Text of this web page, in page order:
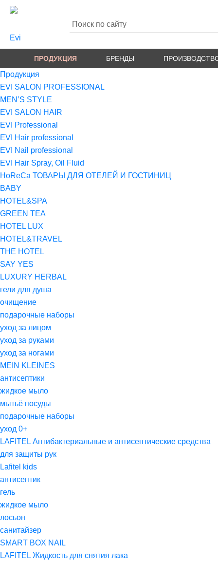
ПРОДУКЦИЯ БРЕНДЫ
Продукция
EVI SALON PROFESSIONAL
MEN’S STYLE
EVI SALON HAIR
EVI Professional
EVI Hair professional
EVI Nail professional
EVI Hair Spray, Oil Fluid
HoReCa ТОВАРЫ ДЛЯ ОТЕЛЕЙ И ГОСТИНИЦ
BABY
HOTEL&SPA
GREEN TEA
HOTEL LUX
HOTEL&TRAVEL
THE HOTEL
SAY YES
LUXURY HERBAL
гели для душа
очищение
подарочные наборы
уход за лицом
уход за руками
уход за ногами
MEIN KLEINES
антисептики
жидкое мыло
мытьё посуды
подарочные наборы
уход 0+
LAFITEL Антибактериальные и антисептические средства
для защиты рук
Lafitel kids
антисептик
гель
жидкое мыло
лосьон
санитайзер
SMART BOX NAIL
LAFITEL Жидкость для снятия лака